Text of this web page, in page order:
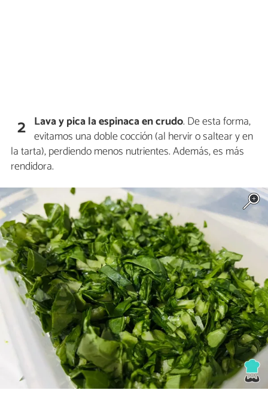
2 Lava y pica la espinaca en crudo. De esta forma,
evitamos una doble cocción (al hervir o saltear y en
la tarta), perdiendo menos nutrientes. Además, es más
rendidora.